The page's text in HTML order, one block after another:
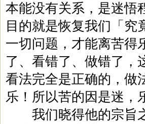
本能没有关系，是迷悟
目的就是恢复我们「究
一切问题，才能离苦得
了、看错了、做错了，
看法完全是正确的，做
乐！所以苦的因是迷，
我们晓得他的宗旨之